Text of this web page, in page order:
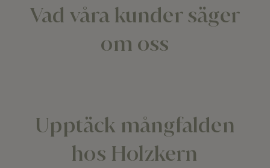
Vad våra kunder säger
om oss
Upptäck mångfalden
hos Holzkern